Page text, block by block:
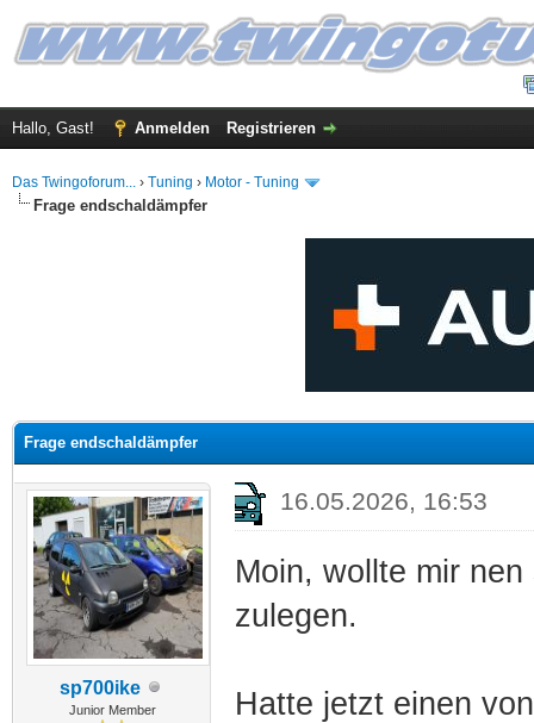
Hallo, Gast! Anmelden Registrieren
Das Twingoforum... › Tuning › Motor - Tuning
Frage endschaldämpfer
Frage endschaldämpfer
sp700ike
Junior Member
16.05.2026, 16:53
Moin, wollte mir
zulegen.
Hatte jetzt einen